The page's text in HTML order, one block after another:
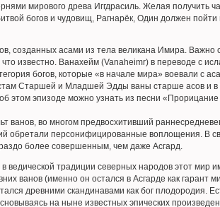
мирового древа Иггдрасиль. Желая получить
богов и чудовищ, Рагнарёк, Один должен пойти
созданных асами из тела великана Имира. Важно
известно. Ванахейм (Vanaheimr) в переводе с
богов, которые «в начале мира» воевали с
Старшей и Младшей Эдды ваны старше асов и
эпизоде можно узнать из песни
ванов, во многом предвосхитивший
обретали персонифицированные воплощения. В
более совершенным, чем даже Асгард.
традиции северных народов этот мир
ванов (именно он остался в Асгарде как гарант
древними скандинавами как бог плодородия.
на ныне известных эпических